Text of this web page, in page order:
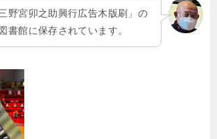
野宮卯之助興行広告木版刷」の
書館に保存されています。